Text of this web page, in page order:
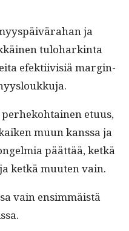
ja
tulo­hark­in­ta
efek­ti­ivisiä mar­gin­
etu­us,
muun kanssa ja
päät­tää, ketkä
ketkä muuten vain.
vain ensim­mäistä